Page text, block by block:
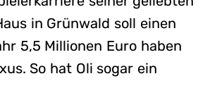
in Grünwald soll einen
5,5 Millionen Euro haben
So hat Oli sogar ein